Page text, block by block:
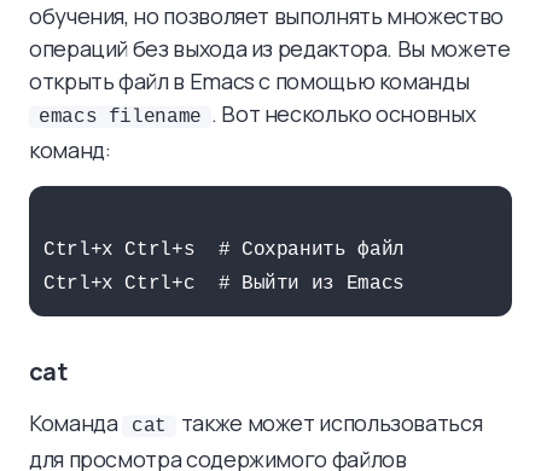
обучения, но позволяет выполнять множество
операций без выхода из редактора. Вы можете
открыть файл в Emacs с помощью команды
emacs filename . Вот несколько основных
команд:
Ctrl+x Ctrl+s  # Сохранить файл
cat
Команда cat
также может использоваться
для просмотра содержимого файлов